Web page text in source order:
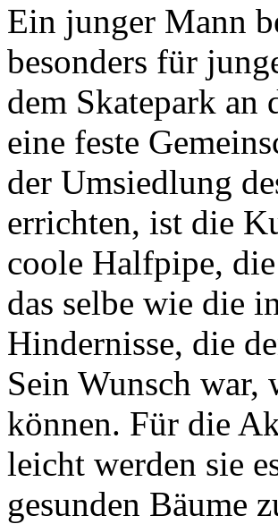
Ein junger Mann
besonders für
dem Skatepark an
eine feste
der Umsiedlung
errichten, ist die
coole Halfpipe,
das selbe wie die
Hindernisse, die
Sein Wunsch war,
können. Für die
leicht werden sie
gesunden Bäume